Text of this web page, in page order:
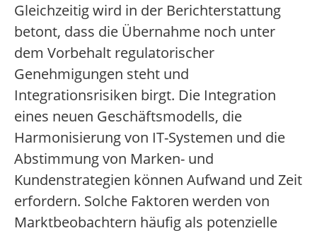
Gleichzeitig wird in der Berichterstattung
betont, dass die Übernahme noch unter
dem Vorbehalt regulatorischer
Genehmigungen steht und
Integrationsrisiken birgt. Die Integration
eines neuen Geschäftsmodells, die
Harmonisierung von IT-Systemen und die
Abstimmung von Marken- und
Kundenstrategien können Aufwand und Zeit
erfordern. Solche Faktoren werden von
Marktbeobachtern häufig als potenzielle